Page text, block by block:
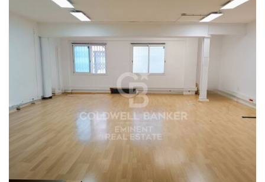
intermediación inmobiliaria se asumirán según el encargo.
Se proporcionará información detallada antes de entregar
cualquier cantidad a cuenta. #ref:CB5005LL